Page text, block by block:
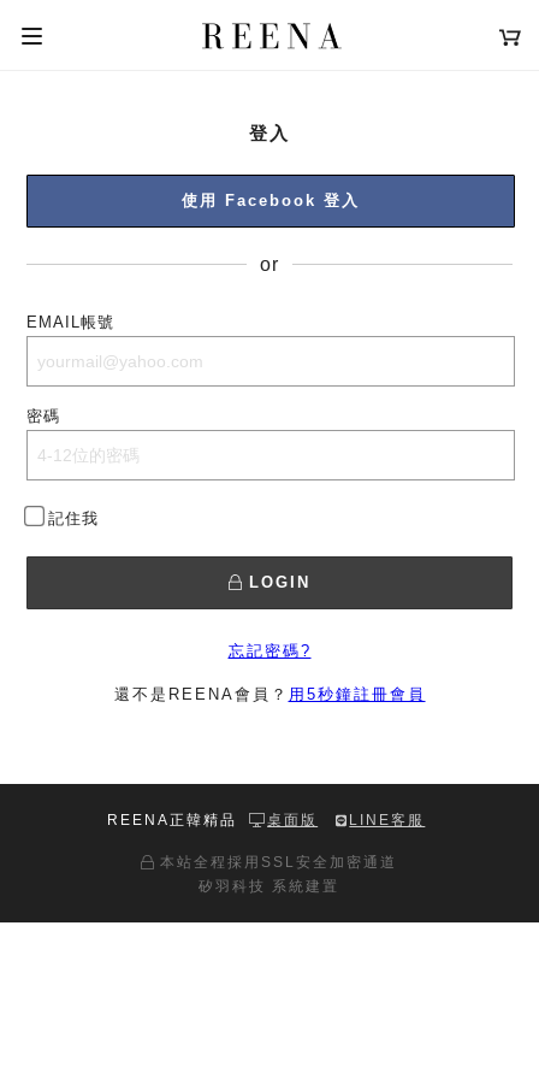
登入
使用 Facebook 登入
or
EMAIL帳號
密碼
記住我
LOGIN
忘記密碼?
還不是REENA會員？ 用5秒鐘註冊會員
REENA正韓精品 桌面版 LINE客服
本站全程採用SSL安全加密通道
矽羽科技 系統建置